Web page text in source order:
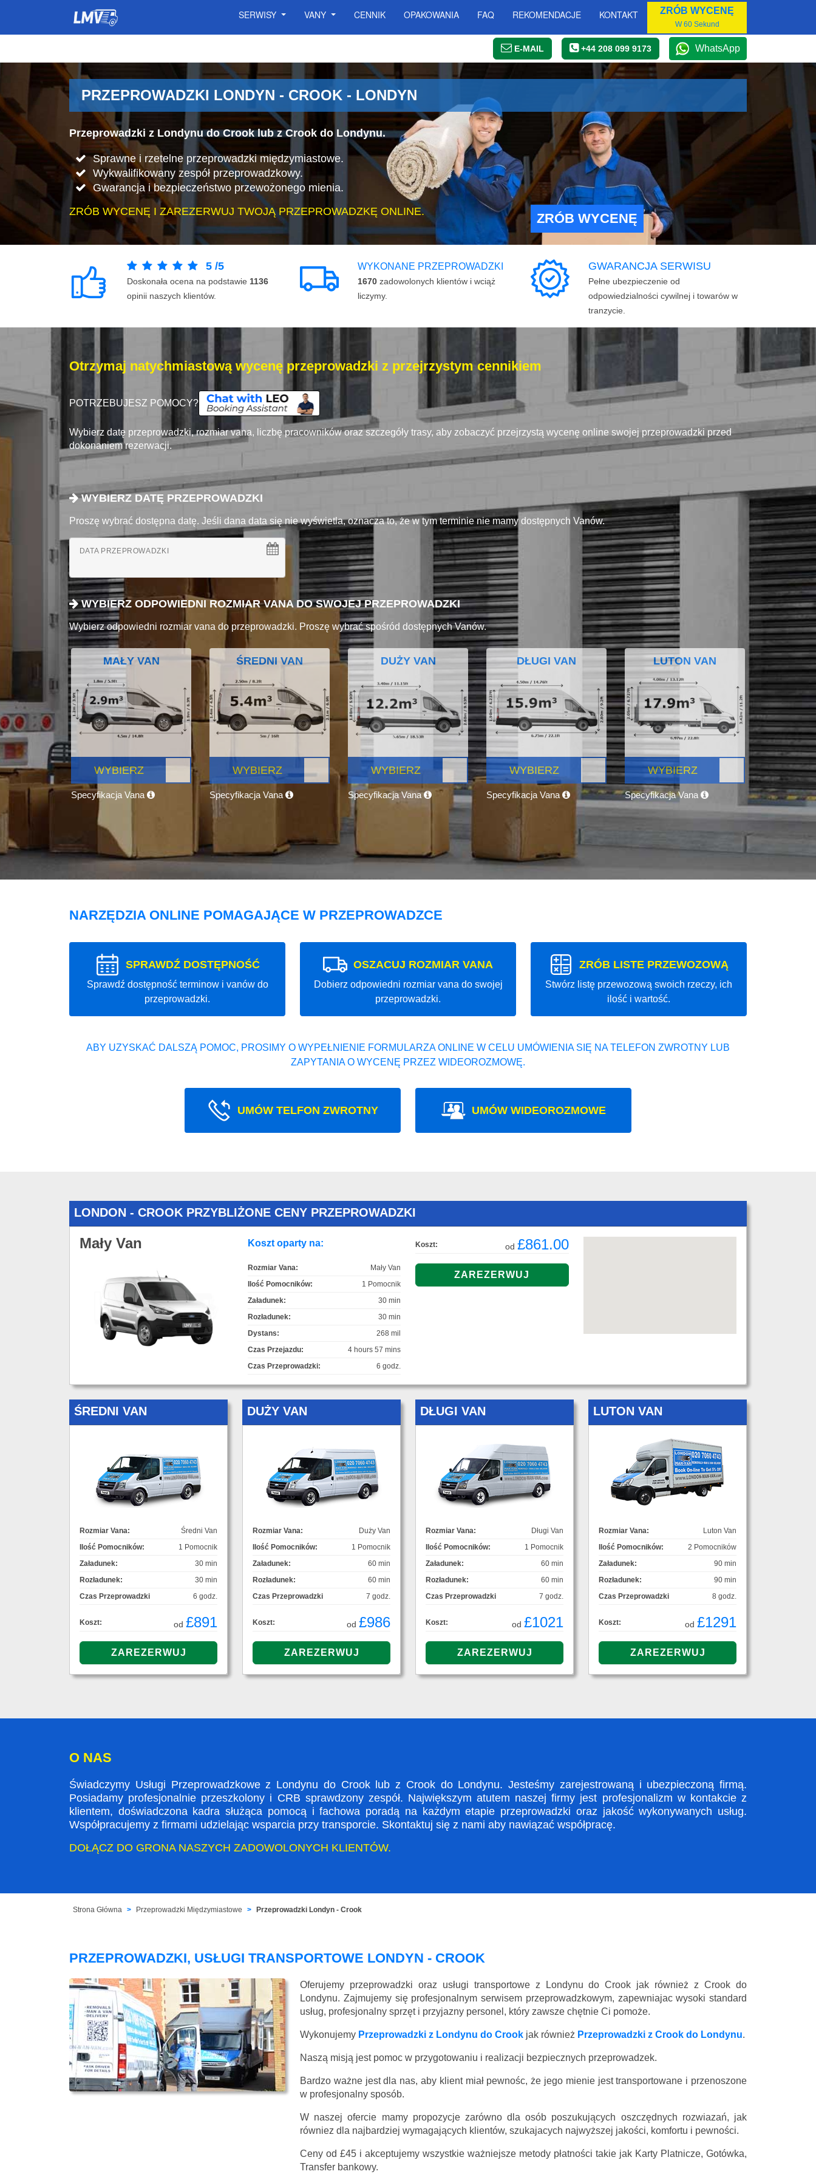
SERWISY VANY CENNIK OPAKOWANIA FAQ REKOMENDACJE KONTAKT ZRÓB WYCENĘ
W 60 Sekund
E-MAIL +44 208 099 9173 WhatsApp
PRZEPROWADZKI LONDYN - CROOK - LONDYN
Przeprowadzki z Londynu do Crook lub z Crook do Londynu.
Sprawne i rzetelne przeprowadzki międzymiastowe.
Wykwalifikowany zespół przeprowadzkowy.
Gwarancja i bezpieczeństwo przewożonego mienia.
ZRÓB WYCENĘ I ZAREZERWUJ TWOJĄ PRZEPROWADZKĘ ONLINE.
ZRÓB WYCENĘ
5 /5
Doskonała ocena na podstawie 1136
opinii naszych klientów.
WYKONANE PRZEPROWADZKI
1670 zadowolonych klientów i wciąż
liczymy.
GWARANCJA SERWISU
Pełne ubezpieczenie od
odpowiedzialności cywilnej i towarów w
tranzycie.
Otrzymaj natychmiastową wycenę przeprowadzki z przejrzystym cennikiem
POTRZEBUJESZ POMOCY?
Wybierz datę przeprowadzki, rozmiar vana, liczbę pracowników oraz szczegóły trasy, aby zobaczyć przejrzystą wycenę online swojej przeprowadzki przed
dokonaniem rezerwacji.
WYBIERZ DATĘ PRZEPROWADZKI
Proszę wybrać dostępna datę. Jeśli dana data się nie wyświetla, oznacza to, że w tym terminie nie mamy dostępnych Vanów.
DATA PRZEPROWADZKI
WYBIERZ ODPOWIEDNI ROZMIAR VANA DO SWOJEJ PRZEPROWADZKI
Wybierz odpowiedni rozmiar vana do przeprowadzki. Proszę wybrać spośród dostępnych Vanów.
MAŁY VAN
WYBIERZ
Specyfikacja Vana
ŚREDNI VAN
WYBIERZ
Specyfikacja Vana
DUŻY VAN
WYBIERZ
Specyfikacja Vana
DŁUGI VAN
WYBIERZ
Specyfikacja Vana
LUTON VAN
WYBIERZ
Specyfikacja Vana
NARZĘDZIA ONLINE POMAGAJĄCE W PRZEPROWADZCE
SPRAWDŹ DOSTĘPNOŚĆ
Sprawdź dostępność terminow i vanów do
przeprowadzki.
OSZACUJ ROZMIAR VANA
Dobierz odpowiedni rozmiar vana do swojej
przeprowadzki.
ZRÓB LISTE PRZEWOZOWĄ
Stwórz listę przewozową swoich rzeczy, ich
ilość i wartość.
ABY UZYSKAĆ DALSZĄ POMOC, PROSIMY O WYPEŁNIENIE FORMULARZA ONLINE W CELU UMÓWIENIA SIĘ NA TELEFON ZWROTNY LUB
ZAPYTANIA O WYCENĘ PRZEZ WIDEOROZMOWĘ.
UMÓW TELFON ZWROTNY UMÓW WIDEOROZMOWE
LONDON - CROOK PRZYBLIŻONE CENY PRZEPROWADZKI
Mały Van Koszt oparty na:
Rozmiar Vana:
Mały Van
Ilość Pomocników:
1 Pomocnik
Załadunek:
30 min
Rozładunek:
30 min
Dystans:
268 mil
Czas Przejazdu:
4 hours 57 mins
Czas Przeprowadzki:
6 godz.
Koszt: od £861.00
ŚREDNI VAN
Rozmiar Vana:
Średni Van
Ilość Pomocników:
1 Pomocnik
Załadunek:
30 min
Rozładunek:
30 min
Czas Przeprowadzki
6 godz.
Koszt: od £891
DUŻY VAN
Rozmiar Vana:
Duży Van
Ilość Pomocników:
1 Pomocnik
Załadunek:
60 min
Rozładunek:
60 min
Czas Przeprowadzki
7 godz.
Koszt: od £986
DŁUGI VAN
Rozmiar Vana:
Długi Van
Ilość Pomocników:
1 Pomocnik
Załadunek:
60 min
Rozładunek:
60 min
Czas Przeprowadzki
7 godz.
Koszt: od £1021
LUTON VAN
Rozmiar Vana:
Luton Van
Ilość Pomocników:
2 Pomocników
Załadunek:
90 min
Rozładunek:
90 min
Czas Przeprowadzki
8 godz.
Koszt: od £1291
O NAS
Świadczymy Usługi Przeprowadzkowe z Londynu do Crook lub z Crook do Londynu. Jesteśmy zarejestrowaną i ubezpieczoną firmą.
Posiadamy profesjonalnie przeszkolony i CRB sprawdzony zespół. Największym atutem naszej firmy jest profesjonalizm w kontakcie z
klientem, doświadczona kadra służąca pomocą i fachowa poradą na każdym etapie przeprowadzki oraz jakość wykonywanych usług.
Współpracujemy z firmami udzielając wsparcia przy transporcie. Skontaktuj się z nami aby nawiązać współpracę.
DOŁĄCZ DO GRONA NASZYCH ZADOWOLONYCH KLIENTÓW.
Strona Główna Przeprowadzki Międzymiastowe Przeprowadzki Londyn - Crook
PRZEPROWADZKI, USŁUGI TRANSPORTOWE LONDYN - CROOK
Oferujemy przeprowadzki oraz usługi transportowe z Londynu do Crook jak również z Crook do
Londynu. Zajmujemy się profesjonalnym serwisem przeprowadzkowym, zapewniajac wysoki standard
usług, profesjonalny sprzęt i przyjazny personel, który zawsze chętnie Ci pomoże.
Wykonujemy Przeprowadzki z Londynu do Crook jak również Przeprowadzki z Crook do Londynu.
Naszą misją jest pomoc w przygotowaniu i realizacji bezpiecznych przeprowadzek.
Bardzo ważne jest dla nas, aby klient miał pewnośc, że jego mienie jest transportowane i przenoszone
w profesjonalny sposób.
W naszej ofercie mamy propozycje zarówno dla osób poszukujących oszczędnych rozwiazań, jak
równiez dla najbardziej wymagających klientów, szukajacych najwyższej jakości, komfortu i pewności.
Ceny od £45 i akceptujemy wszystkie ważniejsze metody płatności takie jak Karty Platnicze, Gotówka,
Transfer bankowy.